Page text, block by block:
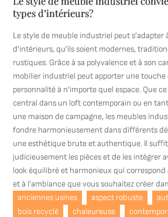
types d’intérieurs?
Le style de meuble industriel peut s’adapter
d’intérieurs, qu’ils soient modernes,
rustiques. Grâce à sa polyvalence et à son
mobilier industriel peut apporter une touche
personnalité à n’importe quel espace. Que
central dans un loft contemporain ou en
une maison de campagne, les meubles
fondre harmonieusement dans différents
une esthétique brute et authentique. Il
judicieusement les pièces et de les intégrer
look équilibré et harmonieux qui correspond
et à l’ambiance que vous souhaitez créer
anciennes usines
aspect robuste
bois recyclé
chaleureuse